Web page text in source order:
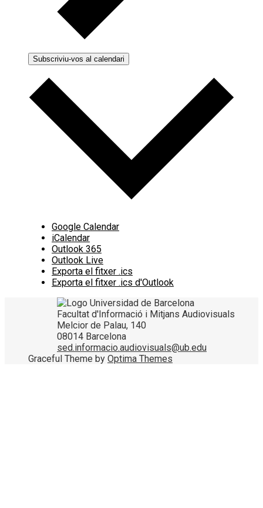
Subscriviu-vos al calendari
Google Calendar
iCalendar
Outlook 365
Outlook Live
Exporta el fitxer .ics
Exporta el fitxer .ics d'Outlook
Facultat d'Informació i Mitjans Audiovisuals
Melcior de Palau, 140
08014 Barcelona
sed.informacio.audiovisuals@ub.edu
Graceful Theme by Optima Themes